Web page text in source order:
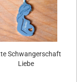
Schwangerschaft
Liebe